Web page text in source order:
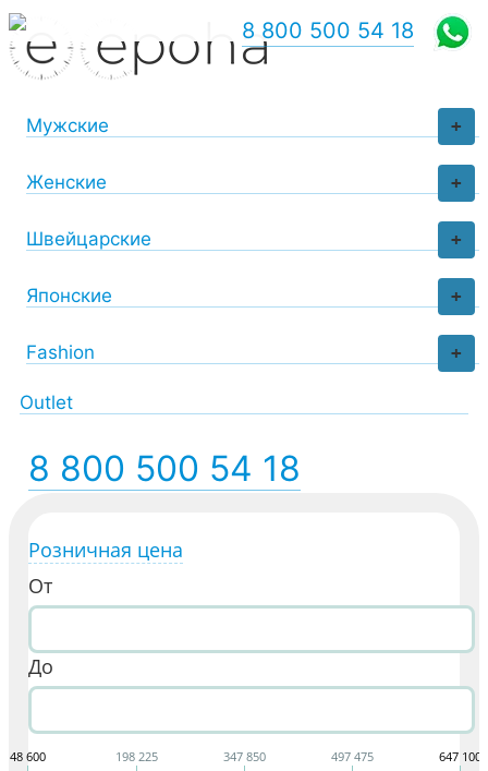
+
Мужские
+
Женские
+
Швейцарские
+
Японские
+
Fashion
Outlet
8 800 500 54 18
8 800 500 54 18
Розничная цена
От
До
48 600 198 225 347 850 497 475 647 100